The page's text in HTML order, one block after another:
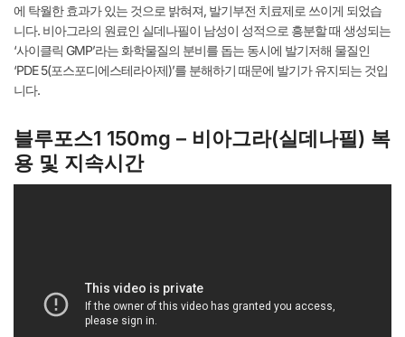
에 탁월한 효과가 있는 것으로 밝혀져, 발기부전 치료제로 쓰이게 되었습
니다. 비아그라의 원료인 실데나필이 남성이 성적으로 흥분할 때 생성되는
‘사이클릭 GMP’라는 화학물질의 분비를 돕는 동시에 발기저해 물질인
‘PDE 5(포스포디에스테라아제)’를 분해하기 때문에 발기가 유지되는 것입
니다.
블루포스1 150mg – 비아그라(실데나필) 복
용 및 지속시간